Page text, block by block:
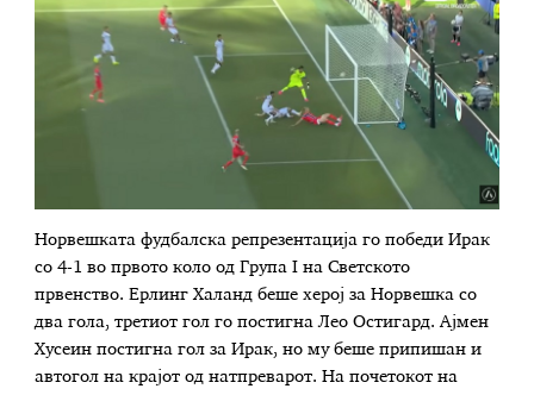
Норвешката фудбалска репрезентација го победи Ирак
со 4-1 во првото коло од Група I на Светското
првенство. Ерлинг Халанд беше херој за Норвешка со
два гола, третиот гол го постигна Лео Остигард. Ајмен
Хусеин постигна гол за Ирак, но му беше припишан и
автогол на крајот од натпреварот. На почетокот на